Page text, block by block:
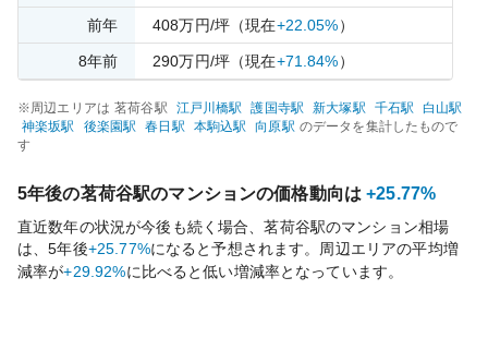
前年 408万円/坪 （現在+22.05%）
8年前 290万円/坪 （現在+71.84%）
※周辺エリアは 茗荷谷駅 江戸川橋駅 護国寺駅 新大塚駅 千石駅 白山駅
神楽坂駅 後楽園駅 春日駅 本駒込駅 向原駅 のデータを集計したもので
す
5年後の茗荷谷駅のマンションの価格動向は +25.77%
直近数年の状況が今後も続く場合、茗荷谷駅のマンション相場
は、5年後+25.77%になると予想されます。周辺エリアの平均増
減率が+29.92%に比べると低い増減率となっています。